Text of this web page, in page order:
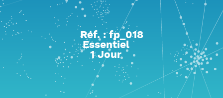
Réf. : fp_018
Essentiel
1 Jour